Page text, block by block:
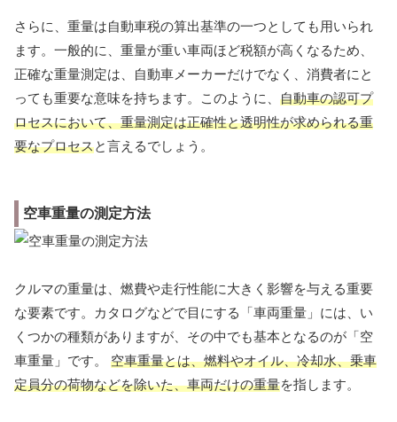
さらに、重量は自動車税の算出基準の一つとしても用いられ
ます。一般的に、重量が重い車両ほど税額が高くなるため、
正確な重量測定は、自動車メーカーだけでなく、消費者にと
っても重要な意味を持ちます。このように、 自動車の認可プ
ロセスにおいて、重量測定は正確性と透明性が求められる重
要なプロセスと言えるでしょう。
空車重量の測定方法
クルマの重量は、燃費や走行性能に大きく影響を与える重要
な要素です。カタログなどで目にする「車両重量」には、い
くつかの種類がありますが、その中でも基本となるのが「空
車重量」です。 空車重量とは、燃料やオイル、冷却水、乗車
定員分の荷物などを除いた、車両だけの重量を指します。